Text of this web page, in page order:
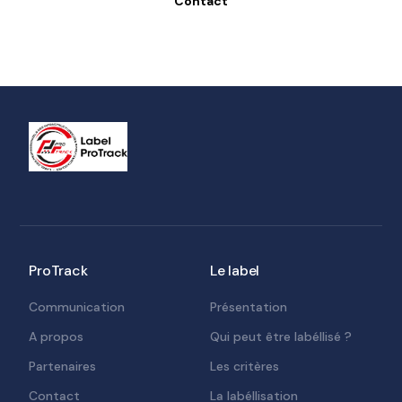
ProTrack
Communication
A propos
Partenaires
Contact
Le label
Présentation
Qui peut être labéllisé ?
Les critères
La labéllisation